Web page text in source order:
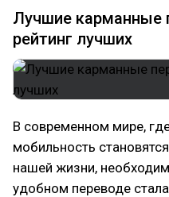
Лучшие карманные
рейтинг лучших
В современном мире,
мобильность
нашей жизни,
удобном переводе